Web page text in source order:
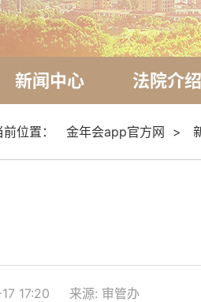
新闻中心 法院介绍
前位置： 金年会app官方网 >
17:20 来源: 审管办